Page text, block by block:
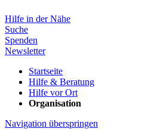
Hilfe in der Nähe
Suche
Spenden
Newsletter
Startseite
Hilfe & Beratung
Hilfe vor Ort
Organisation
Navigation überspringen